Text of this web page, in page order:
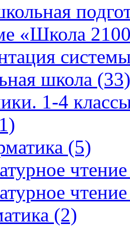
«Школа
школа (33)
1-4
(5)
(2)